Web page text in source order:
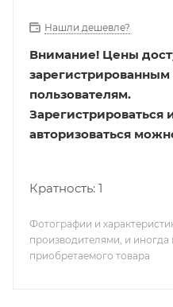
Нашли дешевле?
Внимание! Цены
пользователям.
Зарегистрироваться
авторизоваться
Кратность: 1
Фотографии и
производителями, и иногда
приобретаемого товара